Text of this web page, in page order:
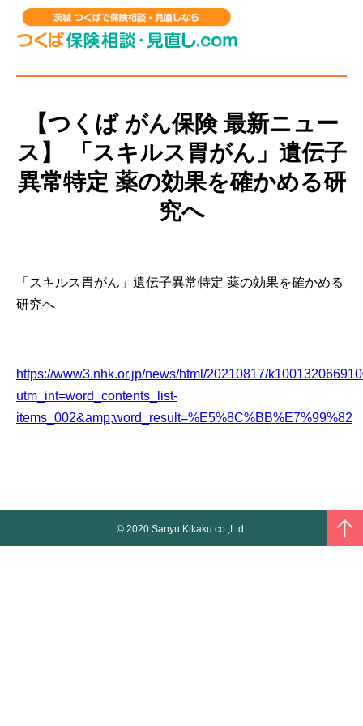
【つくば がん保険 最新ニュー
ス】 「スキルス胃がん」遺伝子
異常特定 薬の効果を確かめる研
究へ
「スキルス胃がん」遺伝子異常特定 薬の効果を確かめる
研究へ
https://www3.nhk.or.jp/news/html/20210817/
utm_int=word_contents_list-
items_002&amp;word_result=%E5%8C%BB%E7%99%82
© 2020 Sanyu Kikaku co.,Ltd.